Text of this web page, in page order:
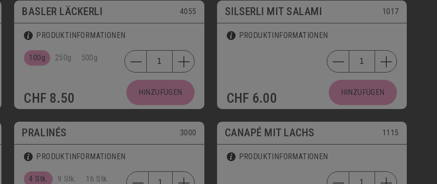
BASLER LÄCKERLI 4055
PRODUKTINFORMATIONEN
100g 250g 500g
CHF 8.50 HINZUFÜGEN
SILSERLI MIT SALAMI 1017
PRODUKTINFORMATIONEN
CHF 6.00 HINZUFÜGEN
PRALINÉS 3000
PRODUKTINFORMATIONEN
4 Stk. 9 Stk.
16 Stk.
CANAPÉ MIT LACHS 1115
PRODUKTINFORMATIONEN